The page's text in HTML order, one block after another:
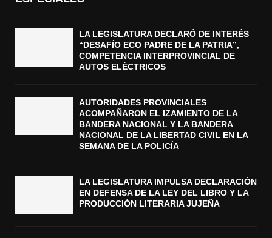
LA LEGISLATURA DECLARÓ DE INTERÉS
“DESAFÍO ECO PADRE DE LA PATRIA”,
COMPETENCIA INTERPROVINCIAL DE
AUTOS ELÉCTRICOS
AUTORIDADES PROVINCIALES
ACOMPAÑARON EL IZAMIENTO DE LA
BANDERA NACIONAL Y LA BANDERA
NACIONAL DE LA LIBERTAD CIVIL EN LA
SEMANA DE LA POLICÍA
LA LEGISLATURA IMPULSA DECLARACIÓN
EN DEFENSA DE LA LEY DEL LIBRO Y LA
PRODUCCIÓN LITERARIA JUJEÑA